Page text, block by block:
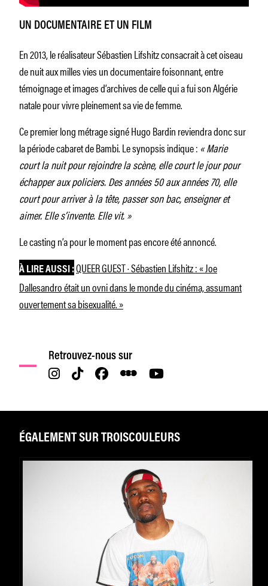
UN DOCUMENTAIRE ET UN FILM
En 2013, le réalisateur Sébastien Lifshitz consacrait à cet oiseau
de nuit aux milles vies un documentaire foisonnant, entre
témoignage et images d’archives de celle qui a fui son Algérie
natale pour vivre pleinement sa vie de femme.
Ce premier long métrage signé Hugo Bardin reviendra donc sur
la période cabaret de Bambi. Le synopsis indique : « Marie
court la nuit pour rejoindre la scène, elle court le jour pour
échapper aux policiers. Des années 50 aux années 70, elle
court pour arriver à la tête, passer son bac, enseigner et
aimer. Elle s’invente. Elle vit. »
Le casting n’a pour le moment pas encore été annoncé.
À LIRE AUSSI :QUEER GUEST · Sébastien Lifshitz : « Joe
Dallesandro était un ovni dans le monde du cinéma, assumant
ouvertement sa bisexualité. »
Retrouvez-nous sur
ÉGALEMENT SUR TROISCOULEURS